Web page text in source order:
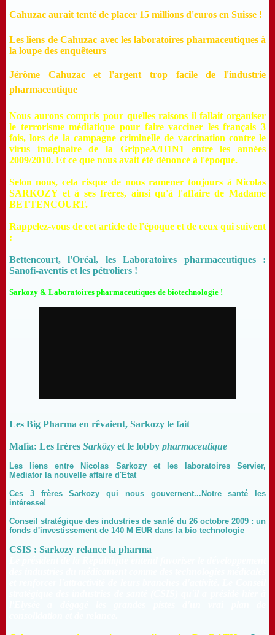
Cahuzac aurait tenté de placer 15 millions d'euros en Suisse !
Les liens de Cahuzac avec les laboratoires pharmaceutiques à
la loupe des enquêteurs
Jérôme Cahuzac et l'argent trop facile de l'industrie
pharmaceutique
Nous aurons compris pour quelles raisons il fallait organiser
le terrorisme médiatique pour faire vacciner les français 3
fois, lors de la campagne criminelle de vaccination contre le
virus imaginaire de la GrippeA/H1N1 entre les années
2009/2010. Et ce que nous avait été dénoncé à l'époque.
Selon nous, cela risque de nous ramener toujours à Nicolas
SARKOZY et à ses frères, ainsi qu'à l'affaire de Madame
BETTENCOURT.
Rappelez-vous de cet article de l'époque et de ceux qui suivent
:
Bettencourt, l'Oréal, les Laboratoires pharmaceutiques :
Sanofi-aventis et les pétroliers !
Sarkozy & Laboratoires pharmaceutiques de biotechnologie !
Les Big Pharma en rêvaient, Sarkozy le fait
Mafia: Les frères Sarközy et le lobby pharmaceutique
Les liens entre Nicolas Sarkozy et les laboratoires Servier,
Mediator la nouvelle affaire d'Etat
Ces 3 frères Sarkozy qui nous gouvernent...Notre santé les
intéresse!
Conseil stratégique des industries de santé du 26 octobre 2009 : un
fonds d'investissement de 140 M EUR dans la bio technologie
CSIS : Sarkozy relance la pharma